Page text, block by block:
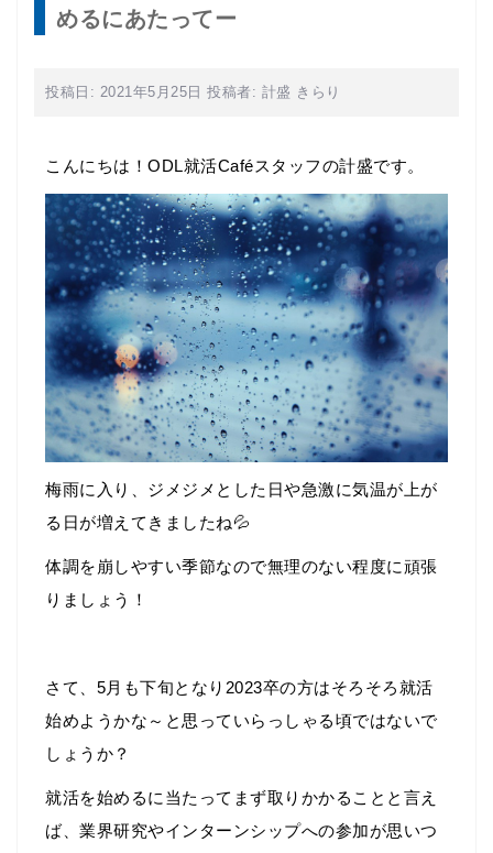
めるにあたってー
投稿日: 2021年5月25日 投稿者: 計盛 きらり
こんにちは！ODL就活Caféスタッフの計盛です。
梅雨に入り、ジメジメとした日や急激に気温が上が
る日が増えてきましたね💦
体調を崩しやすい季節なので無理のない程度に頑張
りましょう！
さて、5月も下旬となり2023卒の方はそろそろ就活
始めようかな～と思っていらっしゃる頃ではないで
しょうか？
就活を始めるに当たってまず取りかかることと言え
ば、業界研究やインターンシップへの参加が思いつ